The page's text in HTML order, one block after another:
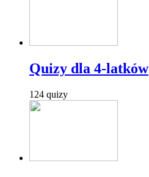
Quizy dla 4-latków
124 quizy